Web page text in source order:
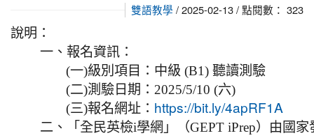
雙語教學 / 2025-02-13 / 點閱數： 323
說明：
一、 報名資訊：
(一)級別項目：中級 (B1) 聽讀測驗
(二)測驗日期：2025/5/10 (六)
(三)報名網址： https://bit.ly/4apRF1A
二、
「全民英檢i學網」（GEPT iPrep）由國